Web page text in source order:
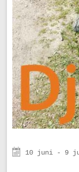
10 juni - 9